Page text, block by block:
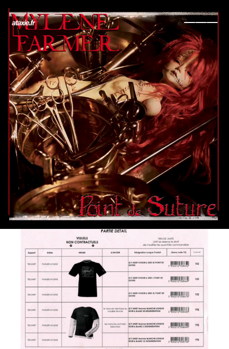
← Retour
Ajouter à ma collection Ajouter à ma wishlist
Comparer cet objet Voir ma collection